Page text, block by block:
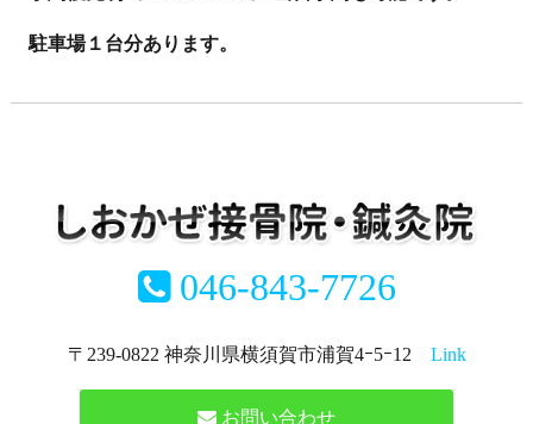
駐車場１台分あります。
046-843-7726
〒239-0822 神奈川県横須賀市浦賀4ｰ5ｰ12 Link
お問い合わせ